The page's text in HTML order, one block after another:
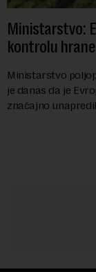
Ministarstvo:
kontrolu
Ministarstvo
je danas da je
značajno